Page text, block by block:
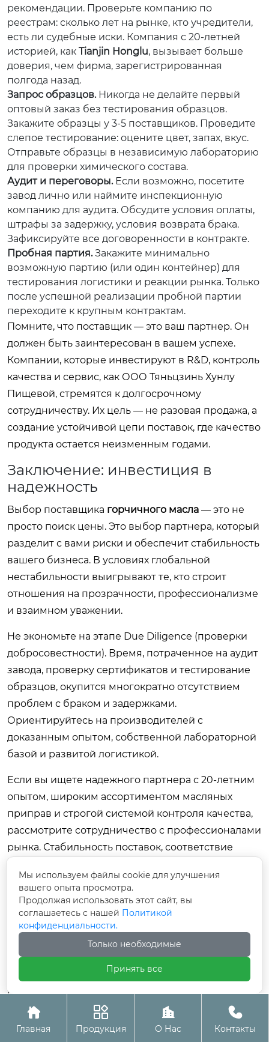
рекомендации. Проверьте компанию по
реестрам: сколько лет на рынке, кто учредители,
есть ли судебные иски. Компания с 20-летней
историей, как Tianjin Honglu, вызывает больше
доверия, чем фирма, зарегистрированная
полгода назад.
Запрос образцов.Никогда не делайте первый
оптовый заказ без тестирования образцов.
Закажите образцы у 3-5 поставщиков. Проведите
слепое тестирование: оцените цвет, запах, вкус.
Отправьте образцы в независимую лабораторию
для проверки химического состава.
Аудит и переговоры.Если возможно, посетите
завод лично или наймите инспекционную
компанию для аудита. Обсудите условия оплаты,
штрафы за задержку, условия возврата брака.
Зафиксируйте все договоренности в контракте.
Пробная партия.Закажите минимально
возможную партию (или один контейнер) для
тестирования логистики и реакции рынка. Только
после успешной реализации пробной партии
переходите к крупным контрактам.
Помните, что поставщик — это ваш партнер. Он
должен быть заинтересован в вашем успехе.
Компании, которые инвестируют в R&D, контроль
качества и сервис, как ООО Тяньцзинь Хунлу
Пищевой, стремятся к долгосрочному
сотрудничеству. Их цель — не разовая продажа, а
создание устойчивой цепи поставок, где качество
продукта остается неизменным годами.
Заключение: инвестиция в
надежность
Выбор поставщика горчичного масла — это не
просто поиск цены. Это выбор партнера, который
разделит с вами риски и обеспечит стабильность
вашего бизнеса. В условиях глобальной
нестабильности выигрывают те, кто строит
отношения на прозрачности, профессионализме
и взаимном уважении.
Не экономьте на этапе Due Diligence (проверки
добросовестности). Время, потраченное на аудит
завода, проверку сертификатов и тестирование
образцов, окупится многократно отсутствием
проблем с браком и задержками.
Ориентируйтесь на производителей с
доказанным опытом, собственной лабораторной
базой и развитой логистикой.
Если вы ищете надежного партнера с 20-летним
опытом, широким ассортиментом масляных
приправ и строгой системой контроля качества,
рассмотрите сотрудничество с профессионалами
рынка. Стабильность поставок, соответствие
международным стандартам и гибкость в работе
с клиентами — это то, что отличает лидеров
отрасли.
Свяжитесь с нами сегодня
потребности в поставках высококачественного
горчичного масла и других пищевых
ингредиентов. Получите индивидуальное
коммерческое предложение и образцы
продукции для оценки качества.

Главная

Продукция

О Нас

Контакты
Мы используем файлы cookie для улучшения
вашего опыта просмотра.
Продолжая использовать этот сайт, вы
соглашаетесь с нашей Политикой
конфиденциальности.
Только необходимые
Принять все